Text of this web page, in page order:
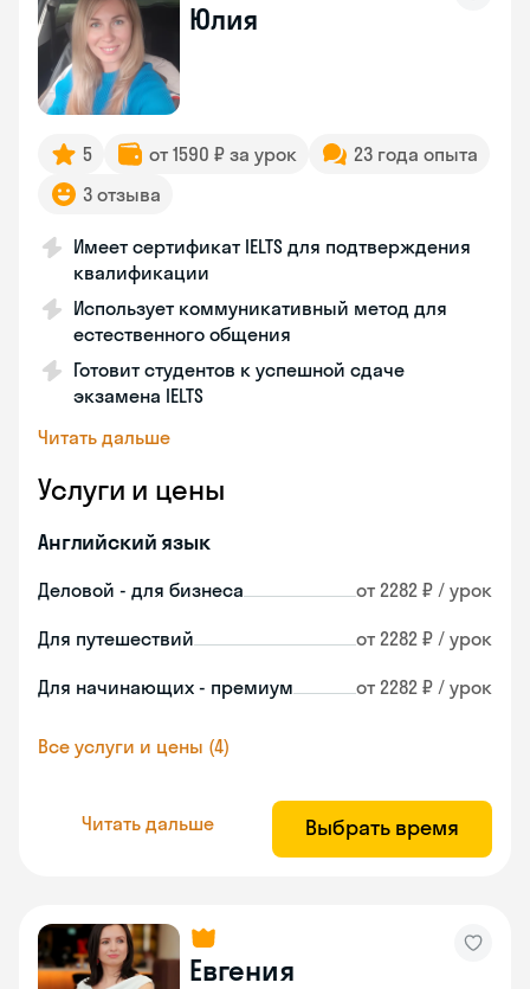
Юлия
5 от 1590 ₽ за урок
23 года опыта
3 отзыва
Имеет сертификат IELTS для подтверждения
квалификации
Использует коммуникативный метод для
естественного общения
Готовит студентов к успешной сдаче
экзамена IELTS
Читать дальше
Услуги и цены
Английский язык
Деловой - для бизнеса от 2282 ₽ / урок
Для путешествий от 2282 ₽ / урок
Для начинающих - премиум от 2282 ₽ / урок
Все услуги и цены (4)
Читать дальше Выбрать время
Евгения